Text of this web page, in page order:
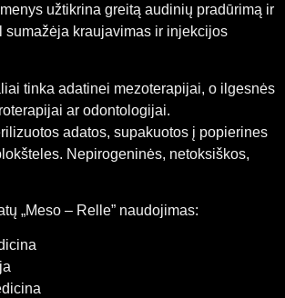
užtikrina greitą audinių pradūrimą ir
sumažėja kraujavimas ir injekcijos
tinka adatinei mezoterapijai, o ilgesnės
ar odontologijai.
adatos, supakuotos į popierines
Nepirogeninės, netoksiškos,
„Meso – Relle” naudojimas: